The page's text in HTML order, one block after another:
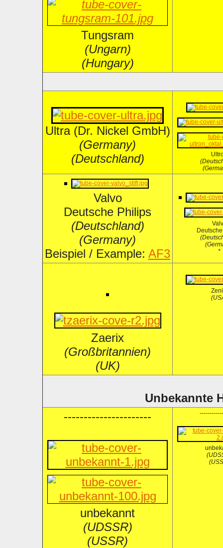
Tungsram
(Ungarn)
(Hungary)
Ultra (Dr. Nickel GmbH)
(Germany)
(Deutschland)
Valvo
Deutsche Philips
(Deutschland)
(Germany)
Beispiel / Example: AF3
*
Zaerix
(Großbritannien)
(UK)
Unbekannte
----------------------
unbekannt
(UDSSR)
(USSR)